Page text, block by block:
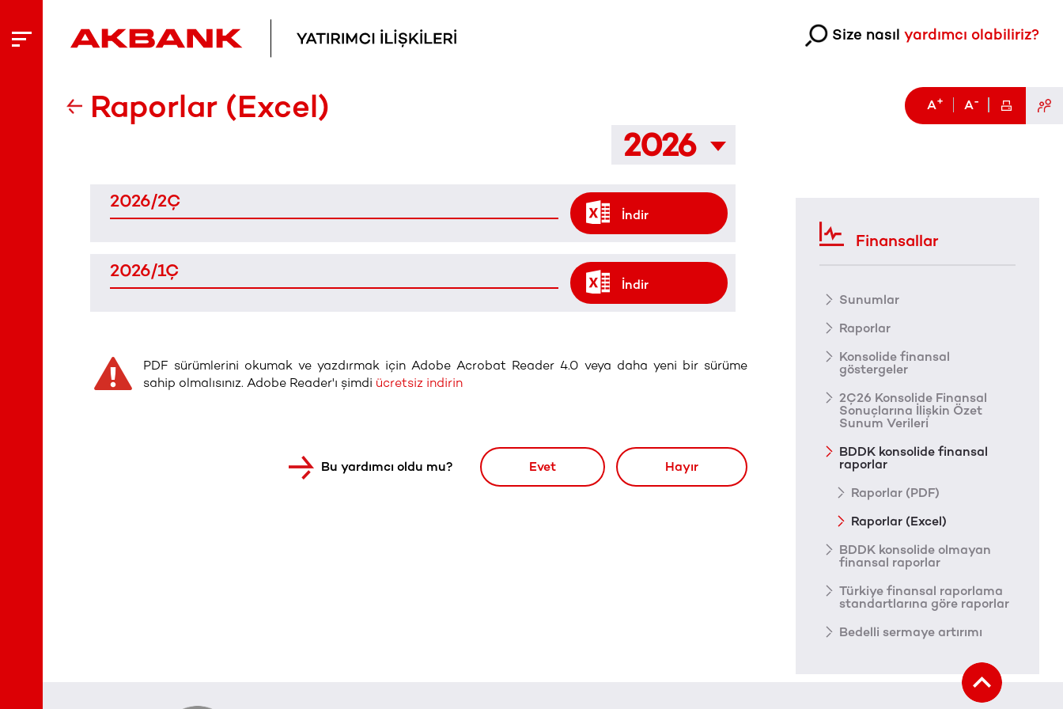
Size nasıl yardımcı olabiliriz?
Raporlar (Excel)
2026
2026/2Ç
İndir
2026/1Ç
İndir
PDF sürümlerini okumak ve yazdırmak için Adobe Acrobat Reader 4.0 veya daha yeni bir sürüme
sahip olmalısınız. Adobe Reader'ı şimdi ücretsiz indirin
Bu yardımcı oldu mu? Evet Hayır
A+ A-
Finansallar
Sunumlar
Raporlar
Konsolide finansal
göstergeler
2Ç26 Konsolide Finansal
Sonuçlarına İlişkin Özet
Sunum Verileri
BDDK konsolide finansal
raporlar
Raporlar (PDF)
Raporlar (Excel)
BDDK konsolide olmayan
finansal raporlar
Türkiye finansal raporlama
standartlarına göre raporlar
Bedelli sermaye artırımı